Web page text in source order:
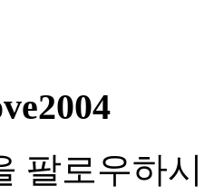
팔로우하